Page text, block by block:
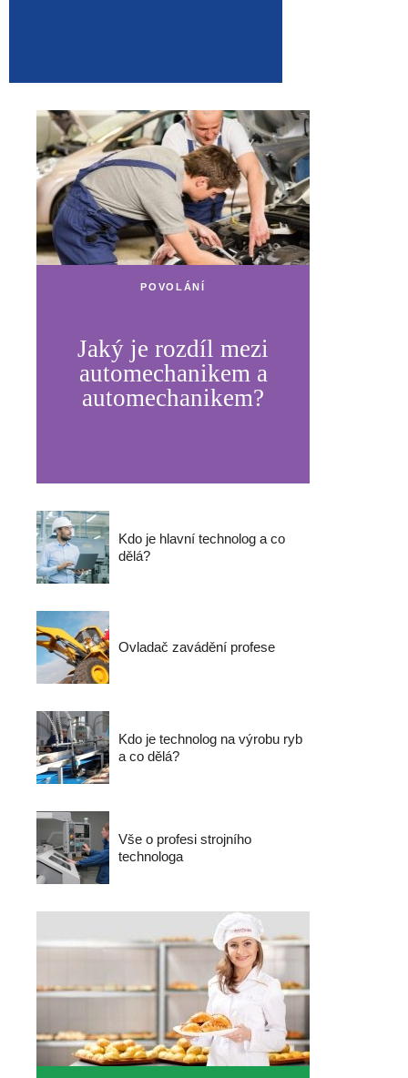
POVOLÁNÍ
Jaký je rozdíl mezi
automechanikem a
automechanikem?
Kdo je hlavní technolog a co
dělá?
Ovladač zavádění profese
Kdo je technolog na výrobu ryb
a co dělá?
Vše o profesi strojního
technologa